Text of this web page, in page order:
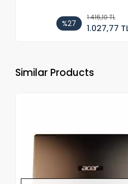
%27
1.416,10 TL
1.027,77
Similar Products